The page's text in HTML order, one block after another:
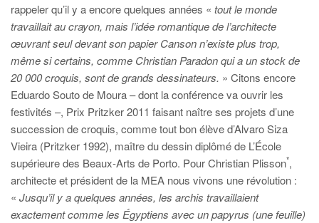
rappeler qu’il y a encore quelques années « tout le monde
travaillait au crayon, mais l’idée romantique de l’architecte
œuvrant seul devant son papier Canson n’existe plus trop,
même si certains, comme Christian Paradon qui a un stock de
20 000 croquis, sont de grands dessinateurs. » Citons encore
Eduardo Souto de Moura – dont la conférence va ouvrir les
festivités –, Prix Pritzker 2011 faisant naître ses projets d’une
succession de croquis, comme tout bon élève d’Alvaro Siza
Vieira (Pritzker 1992), maître du dessin diplômé de L’École
supérieure des Beaux-Arts de Porto. Pour Christian Plisson*,
architecte et président de la MEA nous vivons une révolution :
« Jusqu’il y a quelques années, les archis travaillaient
exactement comme les Égyptiens avec un papyrus (une feuille)